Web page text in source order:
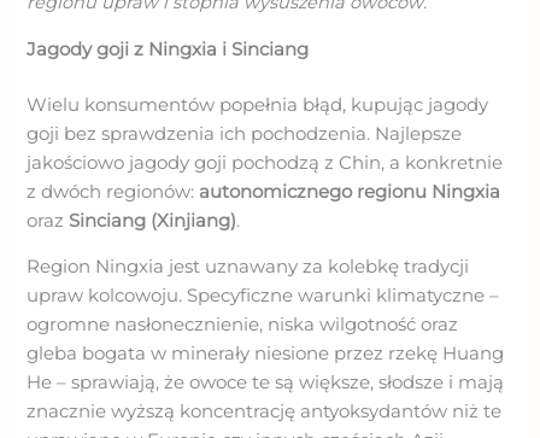
Jagody goji z Ningxia i Sinciang
Wielu konsumentów popełnia błąd, kupując jagody
goji bez sprawdzenia ich pochodzenia. Najlepsze
jakościowo jagody goji pochodzą z Chin, a konkretnie
z dwóch regionów: autonomicznego regionu Ningxia
oraz Sinciang (Xinjiang).
Region Ningxia jest uznawany za kolebkę tradycji
upraw kolcowoju. Specyficzne warunki klimatyczne –
ogromne nasłonecznienie, niska wilgotność oraz
gleba bogata w minerały niesione przez rzekę Huang
He – sprawiają, że owoce te są większe, słodsze i mają
znacznie wyższą koncentrację antyoksydantów niż te